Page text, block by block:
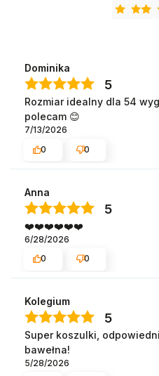
Dominika
5
Rozmiar idealny dla 54
polecam 😊
7/13/2026
0
0
Anna
5
❤️❤️❤️❤️❤️❤️
6/28/2026
0
0
Kolegium
5
Super koszulki,
bawełna!
5/28/2026